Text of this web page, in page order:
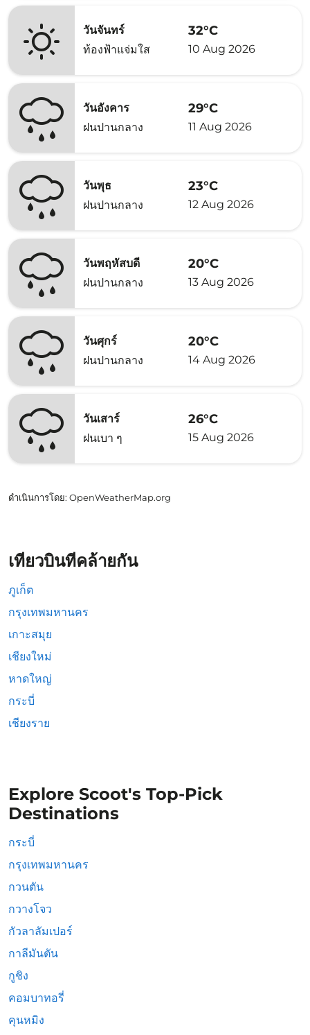
วันจันทร์
ท้องฟ้าแจ่มใส
32°C
10 Aug 2026
วันอังคาร
ฝนปานกลาง
29°C
11 Aug 2026
วันพุธ
ฝนปานกลาง
23°C
12 Aug 2026
วันพฤหัสบดี
ฝนปานกลาง
20°C
13 Aug 2026
วันศุกร์
ฝนปานกลาง
20°C
14 Aug 2026
วันเสาร์
ฝนเบา ๆ
26°C
15 Aug 2026
ดำเนินการโดย: OpenWeatherMap.org
เที่ยวบินที่คล้ายกัน
ภูเก็ต
กรุงเทพมหานคร
เกาะสมุย
เชียงใหม่
หาดใหญ่
กระบี่
เชียงราย
Explore Scoot's Top-Pick
Destinations
กระบี่
กรุงเทพมหานคร
กวนตัน
กวางโจว
กัวลาลัมเปอร์
กาลีมันตัน
กูชิง
คอมบาทอรี่
คุนหมิง